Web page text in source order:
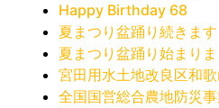
Happy Birthday 68
夏まつり盆踊り続きます
夏まつり盆踊り始まり
宮田用水土地改良区和
全国国営総合農地防災